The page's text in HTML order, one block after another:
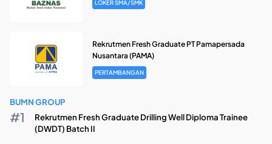
LOKER SMA/SMK
Rekrutmen Fresh Graduate PT Pamapersada
Nusantara (PAMA)
PERTAMBANGAN
BUMN GROUP
Rekrutmen Fresh Graduate Drilling Well Diploma Trainee
(DWDT) Batch II